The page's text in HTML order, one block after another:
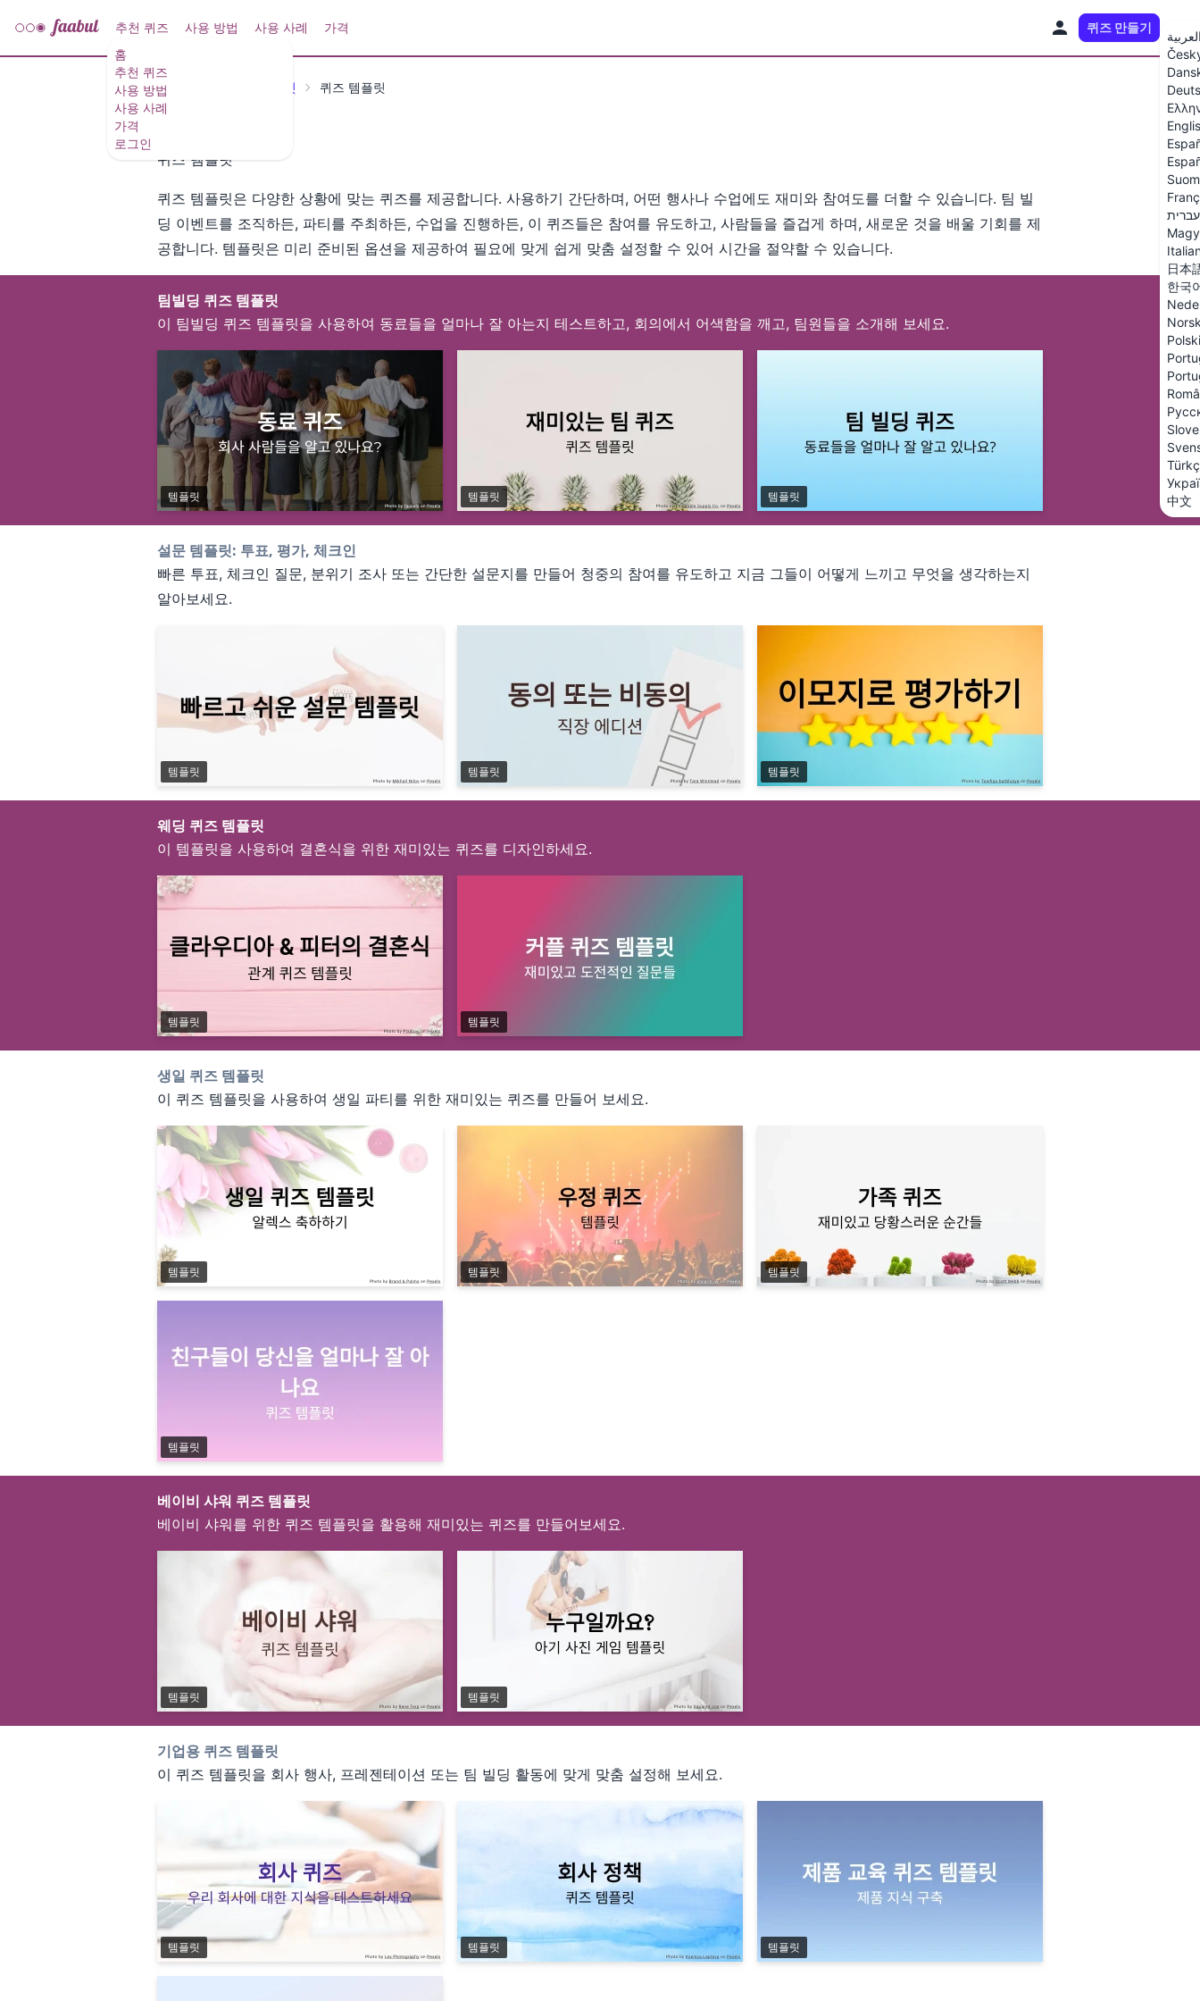
홈
추천 퀴즈
사용 방법
사용 사례
가격
로그인
추천 퀴즈 사용 방법 사용 사례 가격 퀴즈 만들기
עברית
日本
한국
Polski
中文
추천 퀴즈 및 퀴즈 템플릿 퀴즈 템플릿
퀴즈 템플릿
퀴즈 템플릿은 다양한 상황에 맞는 퀴즈를 제공합니다. 사용하기 간단하며, 어떤 행사나 수업에도 재미와 참여도를 더할 수 있습니다. 팀 빌
딩 이벤트를 조직하든, 파티를 주최하든, 수업을 진행하든, 이 퀴즈들은 참여를 유도하고, 사람들을 즐겁게 하며, 새로운 것을 배울 기회를 제
공합니다. 템플릿은 미리 준비된 옵션을 제공하여 필요에 맞게 쉽게 맞춤 설정할 수 있어 시간을 절약할 수 있습니다.
팀빌딩 퀴즈 템플릿
이 팀빌딩 퀴즈 템플릿을 사용하여 동료들을 얼마나 잘 아는지 테스트하고, 회의에서 어색함을 깨고, 팀원들을 소개해 보세요.
템플릿 템플릿 템플릿
설문 템플릿: 투표, 평가, 체크인
빠른 투표, 체크인 질문, 분위기 조사 또는 간단한 설문지를 만들어 청중의 참여를 유도하고 지금 그들이 어떻게 느끼고 무엇을 생각하는지
알아보세요.
템플릿 템플릿 템플릿
웨딩 퀴즈 템플릿
이 템플릿을 사용하여 결혼식을 위한 재미있는 퀴즈를 디자인하세요.
템플릿 템플릿
생일 퀴즈 템플릿
이 퀴즈 템플릿을 사용하여 생일 파티를 위한 재미있는 퀴즈를 만들어 보세요.
템플릿 템플릿 템플릿
템플릿
베이비 샤워 퀴즈 템플릿
베이비 샤워를 위한 퀴즈 템플릿을 활용해 재미있는 퀴즈를 만들어보세요.
템플릿 템플릿
기업용 퀴즈 템플릿
이 퀴즈 템플릿을 회사 행사, 프레젠테이션 또는 팀 빌딩 활동에 맞게 맞춤 설정해 보세요.
템플릿 템플릿 템플릿